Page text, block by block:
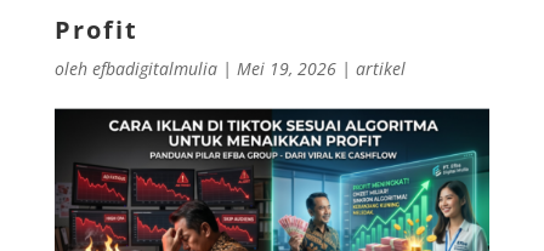
Profit
oleh efbadigitalmulia| Mei 19, 2026| artikel